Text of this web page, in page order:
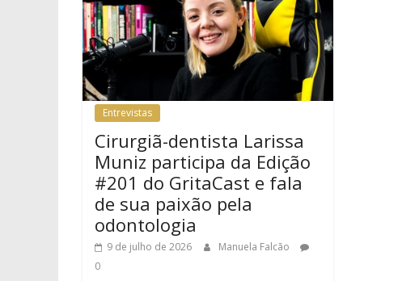
Entrevistas
Cirurgiã-dentista Larissa
Muniz participa da Edição
#201 do GritaCast e fala
de sua paixão pela
odontologia
9 de julho de 2026
Manuela Falcão
0